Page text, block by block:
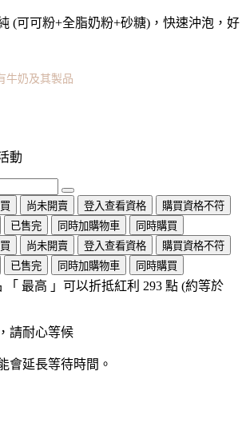
(可可粉+全脂奶粉+砂糖)，快速沖泡，好
牛奶及其製品
動
尚未開賣 登入查看資格
購買資格不符
已售完 同時加購物車
同時購買
尚未開賣 登入查看資格
購買資格不符
已售完 同時加購物車 同時購買
「 最高 」可以折抵紅利 293 點 (約等於
請耐心等候
會延長等待時間。